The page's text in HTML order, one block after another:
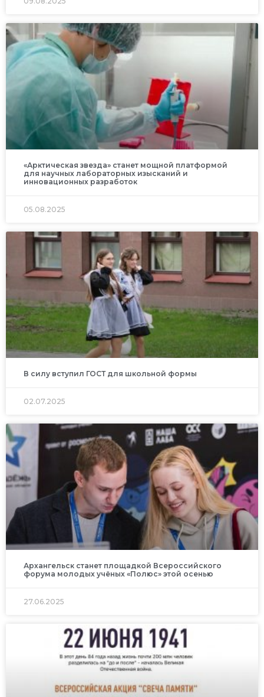
«Арктическая звезда» станет мощной платформой
для научных лабораторных изысканий и
инновационных разработок
05.08.2025
В силу вступил ГОСТ для школьной формы
02.07.2025
Архангельск станет площадкой Всероссийского
форума молодых учёных «Полюс» этой осенью
27.06.2025